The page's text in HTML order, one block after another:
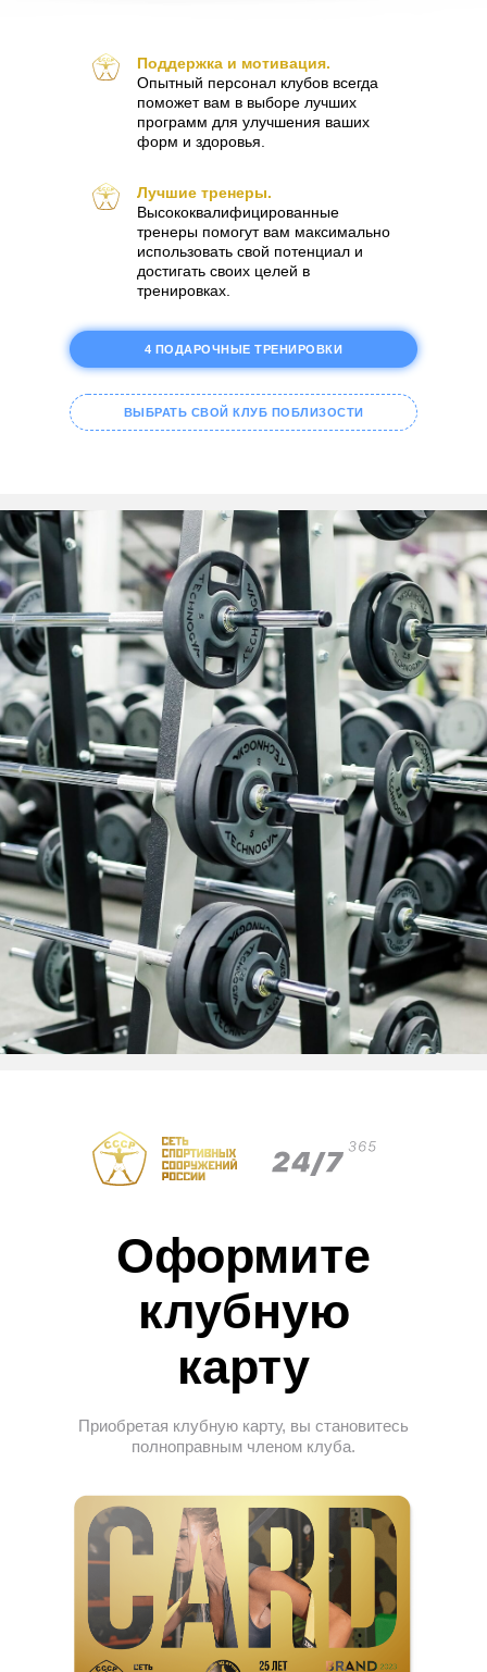
4 ПОДАРОЧНЫЕ ТРЕНИРОВКИ
ВЫБРАТЬ СВОЙ КЛУБ ПОБЛИЗОСТИ
Поддержка и мотивация.
Опытный персонал клубов всегда
поможет вам в выборе лучших
программ для улучшения ваших
форм и здоровья.
Лучшие тренеры.
Высококвалифицированные
тренеры помогут вам максимально
использовать свой потенциал и
достигать своих целей в
тренировках.
Оформите
клубную
карту
Приобретая клубную карту, вы становитесь
полноправным членом клуба.